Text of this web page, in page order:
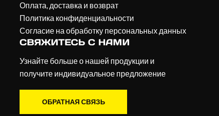
Оплата, доставка и возврат
Политика конфиденциальности
Согласие на обработку персональных данных
СВЯЖИТЕСЬ С НАМИ
Узнайте больше о нашей продукции и
получите индивидуальное предложение
ОБРАТНАЯ СВЯЗЬ